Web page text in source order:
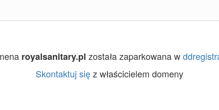
royalsanitary.pl została zaparkowana w
Skontaktuj sięz właścicielem domeny